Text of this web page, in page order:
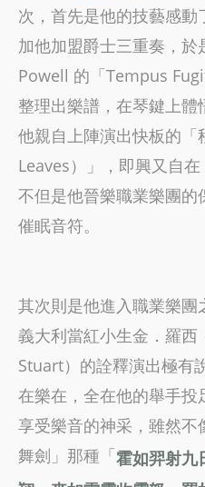
次，首先是他的技藝感動
加他加盟爵士三重奏，
Powell 的「Tempus
整理出樂譜，在琴鍵上
他親自上陣演出快板的
Leaves）」，即興又自
不但是他晉樂職業樂團的
催眠音符。
其次則是他進入職業樂團
義大利當紅小生金．羅
Stuart）的詮釋演出極有
在樂在，全在他的舉手投
享受樂音的神采，雖然不
舞劍」那種「霍如羿射九